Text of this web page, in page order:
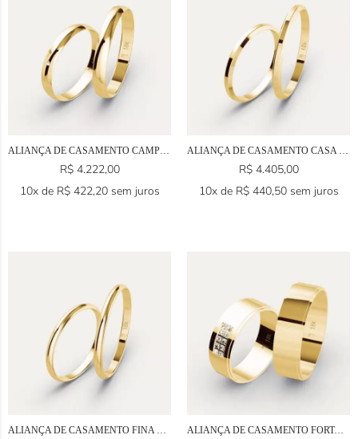
ALIANÇA DE CASAMENTO CAMPINAS EM OURO 18K
R$4.222,00
10x de R$422,20 sem juros
ALIANÇA DE CASAMENTO CASA EM OURO 18K
R$4.405,00
10x de R$440,50 sem juros
ALIANÇA DE CASAMENTO FINA EM OURO 18K ALIANÇA DE CASAMENTO FORTALEZA EM OURO 18K